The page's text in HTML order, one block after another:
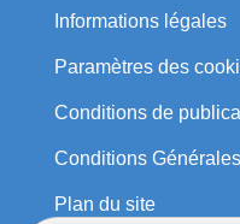
Informations légales
Paramètres des
Conditions de
Conditions
Plan du site